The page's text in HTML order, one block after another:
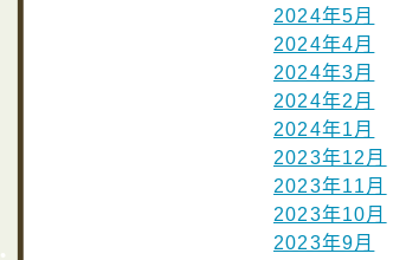
2024年5月
2024年4月
2024年3月
2024年2月
2024年1月
2023年12月
2023年11月
2023年10月
2023年9月